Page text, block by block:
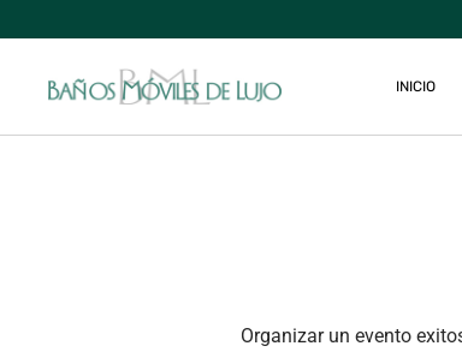
INICIO
Organizar un evento